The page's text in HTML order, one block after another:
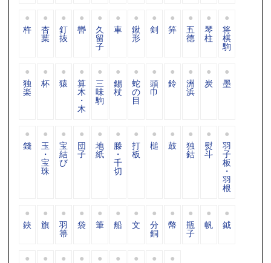
杵 杏
葉
釘
抜
轡 久
留
子
車 鍬
形
剣 笄 五
德
琴
柱
将
棋
駒
独
楽
杯 猿 算
木
・
木
三
味
駒
錫
杖
蛇
の
目
頭
巾
鈴 洲
浜
炭 墨
錢 玉
・
宝
珠
宝
結
び
団
子
地
紙
滕
・
千
切
打
板
槌 鼓 独
鈷
熨
斗
羽
子
板
・
羽
根
鋏 旗 羽
箒
袋 筆 船 文 分
銅
幣 瓶
子
帆 鉞